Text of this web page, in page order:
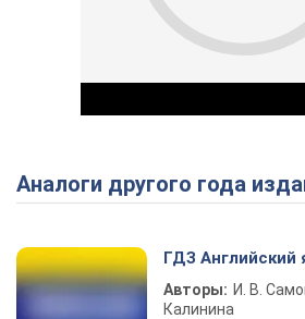
Аналоги другого года
ГДЗ Английский
Авторы: И. В.
Калинина